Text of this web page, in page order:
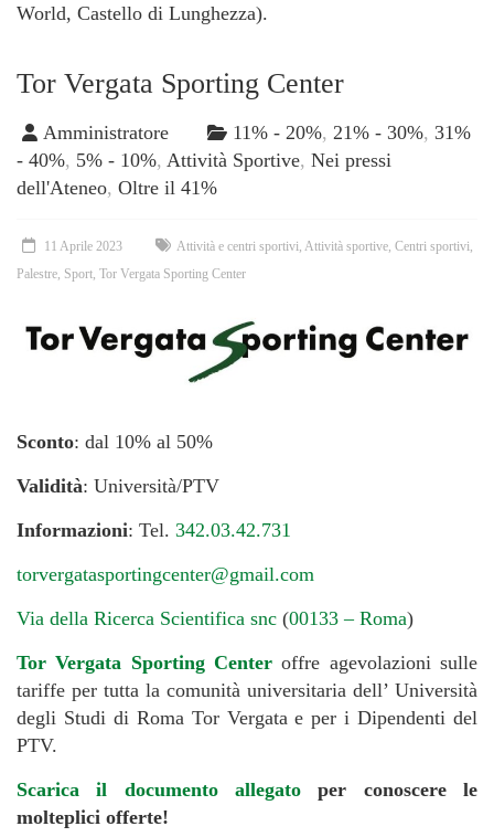
World, Castello di Lunghezza).
Tor Vergata Sporting Center
Amministratore 11% - 20%, 21% - 30%, 31%
- 40%, 5% - 10%, Attività Sportive, Nei pressi
dell'Ateneo, Oltre il 41%
11 Aprile 2023 Attività e centri sportivi, Attività sportive, Centri sportivi,
Palestre, Sport, Tor Vergata Sporting Center
Sconto: dal 10% al 50%
Validità: Università/PTV
Informazioni: Tel. 342.03.42.731
torvergatasportingcenter@gmail.com
Via della Ricerca Scientifica snc (00133 – Roma)
Tor Vergata Sporting Center offre agevolazioni sulle
tariffe per tutta la comunità universitaria dell’ Università
degli Studi di Roma Tor Vergata e per i Dipendenti del
PTV.
Scarica il documento allegato per conoscere le
molteplici offerte!